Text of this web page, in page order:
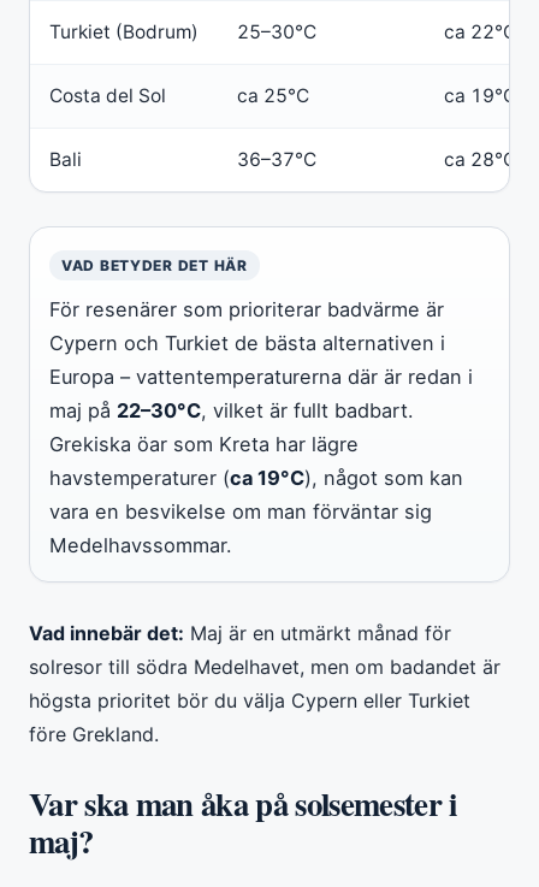
Turkiet (Bodrum) 25–30°C ca 22°C
Costa del Sol ca 25°C ca 19°C
Bali 36–37°C ca 28°C
VAD BETYDER DET HÄR
För resenärer som prioriterar badvärme är
Cypern och Turkiet de bästa alternativen i
Europa – vattentemperaturerna där är redan i
maj på 22–30°C, vilket är fullt badbart.
Grekiska öar som Kreta har lägre
havstemperaturer (ca 19°C), något som kan
vara en besvikelse om man förväntar sig
Medelhavssommar.
Vad innebär det: Maj är en utmärkt månad för
solresor till södra Medelhavet, men om badandet är
högsta prioritet bör du välja Cypern eller Turkiet
före Grekland.
Var ska man åka på solsemester i
maj?